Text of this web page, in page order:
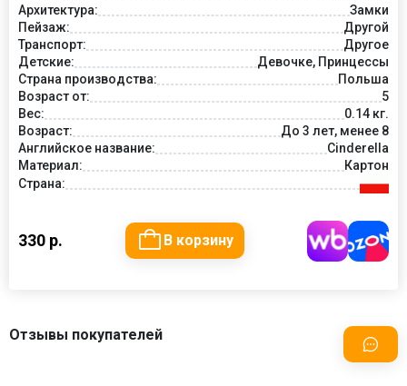
Архитектура:
Замки
Пейзаж:
Другой
Транспорт:
Другое
Детские:
Девочке, Принцессы
Страна производства:
Польша
Возраст от:
5
Вес:
0.14 кг.
Возраст:
До 3 лет, менее 8
Английское название:
Cinderella
Материал:
Картон
Страна:
330 р. В корзину
Отзывы покупателей